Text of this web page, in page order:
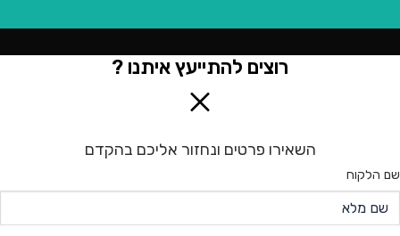
רוצים להתייעץ איתנו ?
השאירו פרטים ונחזור אליכם בהקדם
שם הלקוח